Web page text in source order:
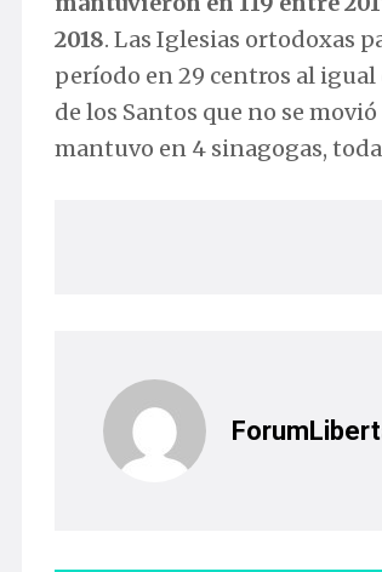
2018. Las Iglesias ortodoxas
período en 29 centros al
de los Santos que no se movió
mantuvo en 4 sinagogas,